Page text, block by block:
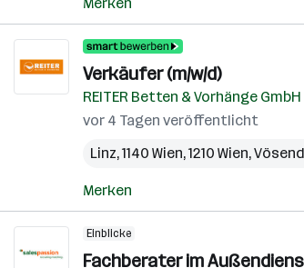
Verkäufer (m/w/d)
REITER Betten & Vorhänge GmbH
vor 4 Tagen veröffentlicht
Linz,1140 Wien,1210 Wien,
Merken
Einblicke
Fachberater im